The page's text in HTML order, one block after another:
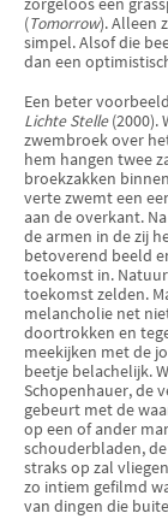
(Tomorrow). Alleen
simpel. Alsof die
dan een
Een beter
Lichte Stelle(2000).
zwembroek over
hem hangen twee
broekzakken
verte zwemt een
aan de overkant.
de armen in de zij
betoverend beeld
toekomst in.
toekomst zelden.
melancholie net
doortrokken en
meekijken met de
beetje belachelijk.
Schopenhauer, de
gebeurt met de
op een of ander
schouderbladen,
straks op zal
zo intiem gefilmd
van dingen die